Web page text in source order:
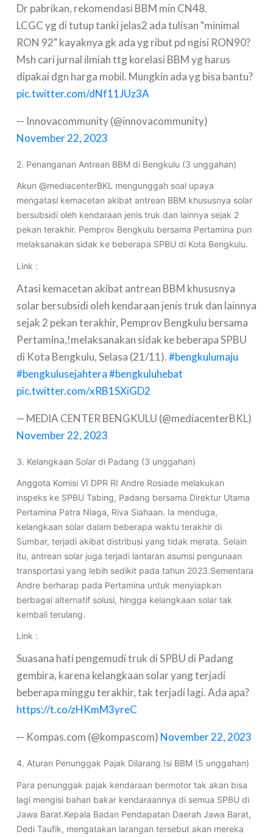
Dr pabrikan, rekomendasi BBM min CN48.
LCGC yg di tutup tanki jelas2 ada tulisan "minimal
RON 92" kayaknya gk ada yg ribut pd ngisi RON90?
Msh cari jurnal ilmiah ttg korelasi BBM yg harus
dipakai dgn harga mobil. Mungkin ada yg bisa bantu?
pic.twitter.com/dNf11JUz3A
— Innovacommunity (@innovacommunity)
November 22, 2023
2. Penanganan Antrean BBM di Bengkulu (3 unggahan)
Akun @mediacenterBKL mengunggah soal upaya
mengatasi kemacetan akibat antrean BBM khususnya solar
bersubsidi oleh kendaraan jenis truk dan lainnya sejak 2
pekan terakhir. Pemprov Bengkulu bersama Pertamina pun
melaksanakan sidak ke beberapa SPBU di Kota Bengkulu.
Link :
Atasi kemacetan akibat antrean BBM khususnya
solar bersubsidi oleh kendaraan jenis truk dan lainnya
sejak 2 pekan terakhir, Pemprov Bengkulu bersama
Pertamina,!melaksanakan sidak ke beberapa SPBU
di Kota Bengkulu, Selasa (21/11).#bengkulumaju
#bengkulusejahtera#bengkuluhebat
pic.twitter.com/xRB1SXiGD2
— MEDIA CENTER BENGKULU (@mediacenterBKL)
November 22, 2023
3. Kelangkaan Solar di Padang (3 unggahan)
Anggota Komisi VI DPR RI Andre Rosiade melakukan
inspeks ke SPBU Tabing, Padang bersama Direktur Utama
Pertamina Patra Niaga, Riva Siahaan. Ia menduga,
kelangkaan solar dalam beberapa waktu terakhir di
Sumbar, terjadi akibat distribusi yang tidak merata. Selain
itu, antrean solar juga terjadi lantaran asumsi pengunaan
transportasi yang lebih sedikit pada tahun 2023.Sementara
Andre berharap pada Pertamina untuk menyiapkan
berbagai alternatif solusi, hingga kelangkaan solar tak
kembali terulang.
Link :
Suasana hati pengemudi truk di SPBU di Padang
gembira, karena kelangkaan solar yang terjadi
beberapa minggu terakhir, tak terjadi lagi. Ada apa?
https://t.co/zHKmM3yreC
— Kompas.com (@kompascom) November 22, 2023
4. Aturan Penunggak Pajak Dilarang Isi BBM (5 unggahan)
Para penunggak pajak kendaraan bermotor tak akan bisa
lagi mengisi bahan bakar kendaraannya di semua SPBU di
Jawa Barat.Kepala Badan Pendapatan Daerah Jawa Barat,
Dedi Taufik, mengatakan larangan tersebut akan mereka